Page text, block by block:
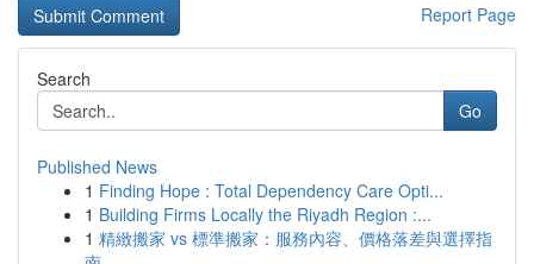
Report Page
Search
Go
Published News
1 Finding Hope : Total Dependency Care Opti...
1 Building Firms Locally the Riyadh Region :...
1 精緻搬家 vs 標準搬家：服務內容、價格落差與選擇指